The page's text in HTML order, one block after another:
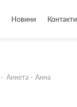
Новини Контакти
- Анкета - Анна